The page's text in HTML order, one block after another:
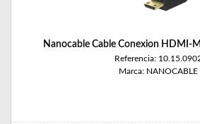
Nanocable Cable Conexion HDMI-
Referencia:
Marca: NANOCABLE